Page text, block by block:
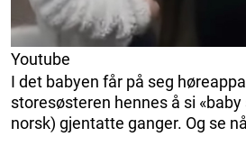
Youtube
I det babyen får på seg
storesøsteren hennes å si
norsk) gjentatte ganger. Og se